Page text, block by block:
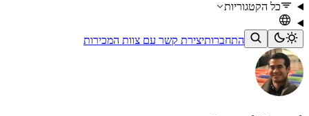
כל הקטגוריות
התחברותיצירת קשר עם צוות המכירות